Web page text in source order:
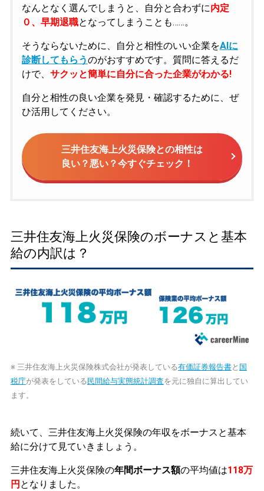
なんとなく選んでしまうと、自分と合わずに内定
０、早期退職となってしまうことも……。
そうならないために、自分と相性のいい企業をAIに
診断してもらうのがおすすめです。質問に答えるだ
けで、 サクッと簡単に自分に合った企業がわかる!
自分と相性の良い企業を発見・確認するために、ぜ
ひ活用してください。
三井住友海上火災保険との相性は
良い？悪い？今すぐチェック！
三井住友海上火災保険のボーナスと基本
給の内訳は？
※ 三井住友海上火災保険株式会社が発表している有価証券報告書と 国
税庁が発表をしている 民間給与実態統計調査を元に独自に算出してい
ます。
続いて、三井住友海上火災保険の年収をボーナスと基本
給に分けて見ていきましょう。
三井住友海上火災保険の年間ボーナス額の平均値は118万
円 となりました。